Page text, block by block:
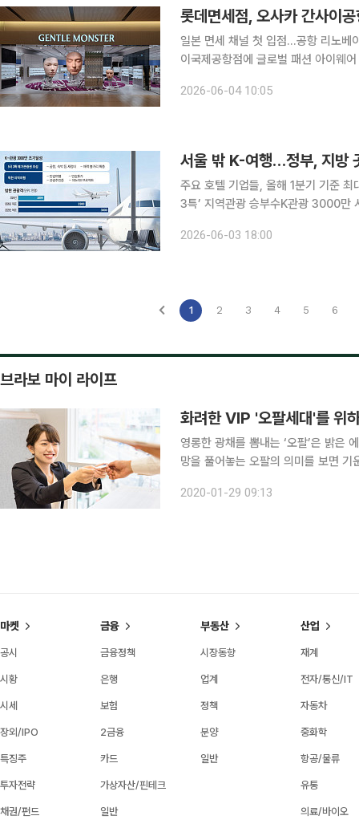
롯데면세점, 오사카 간사이공
일본 면세 채널 첫 입점…공항 리노베이션 맞춰
이국제공항점에 글로벌 패션 아이웨
2026-06-04 10:05
서울 밖 K-여행…정부, 지방
주요 호텔 기업들, 올해 1분기 기준
3특’ 지역관광 승부수K관광 3000만 시대 앞
다. 관광 소비가 서울과 제주 등 일부
2026-06-03 18:00
1 2 3 4 5 6
브라보 마이 라이프
화려한 VIP '오팔세대'를 위
영롱한 광채를 뽐내는 ‘오팔’은 밝은
망을 풀어놓는 오팔의 의미를 보면
오팔세대의 오팔(OPAL)은 ‘Old
2020-01-29 09:13
마켓
공시
시황
시세
장외/IPO
특징주
투자전략
채권/펀드
금융
금융정책
은행
보험
2금융
카드
가상자산/핀테크
일반
부동산
시장동향
업계
정책
분양
일반
산업
재계
전자/통신/IT
자동차
중화학
항공/물류
유통
의료/바이오